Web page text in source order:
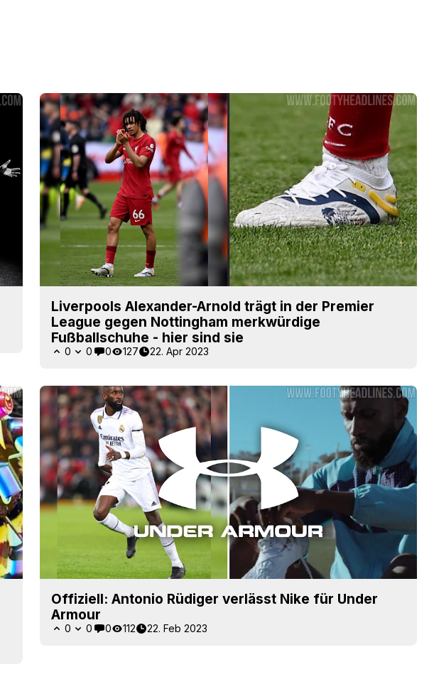
Liverpools Alexander-Arnold trägt in der Premier
League gegen Nottingham merkwürdige
Fußballschuhe - hier sind sie
0 0 0 127 22. Apr 2023
Offiziell: Antonio Rüdiger verlässt Nike für Under
Armour
0 0 0 112 22. Feb 2023